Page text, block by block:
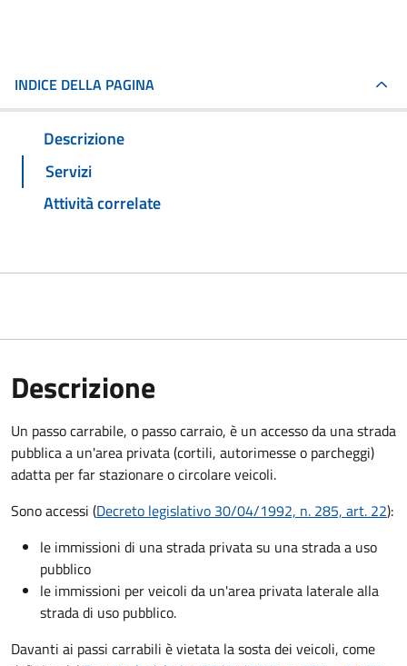
INDICE DELLA PAGINA
Descrizione
Servizi
Attività correlate
Descrizione
Un passo carrabile, o passo carraio, è un accesso da una strada
pubblica a un'area privata (cortili, autorimesse o parcheggi)
adatta per far stazionare o circolare veicoli.
Sono accessi (Decreto legislativo 30/04/1992, n. 285, art. 22):
le immissioni di una strada privata su una strada a uso
pubblico
le immissioni per veicoli da un'area privata laterale alla
strada di uso pubblico.
Davanti ai passi carrabili è vietata la sosta dei veicoli, come